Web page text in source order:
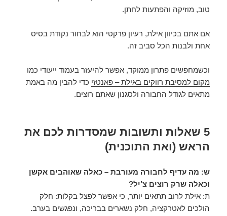
טוב, מוזיקה והפתעות לחתן.
אם אתם בכיוון אילת, רעיון פרקטי הוא לבחור נקודת בסיס
אחת ולבנות הכל סביב זה.
וכשמחפשים פתרון ממוקד, אפשר להיעזר בעמוד ייעודי כמו
מקום למסיבת רווקים באילת – פאנטזי כדי להבין מה באמת
מתאים לגודל החבורה ולסגנון שאתם רוצים.
5 שאלות ותשובות שמסדרות לכם את
הראש (ואת התוכנית)
ש: מה עדיף לחבורה מעורבת – כאלה שאוהבים אקשן
וכאלה שרק רוצים צ’יל?
ת: אילת לרוב תתאים יותר, כי אפשר לפצל בקלות: חלק
הולכים לאטרקציה, חלק נשארים בבריכה, ונפגשים בערב.